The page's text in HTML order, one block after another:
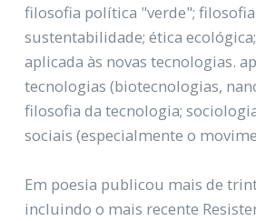
filosofia política "verde";
sustentabilidade; ética
aplicada às novas tecnologias.
tecnologias (biotecnologias,
filosofia da tecnologia;
sociais (especialmente o
Em poesia publicou mais de
incluindo o mais recente